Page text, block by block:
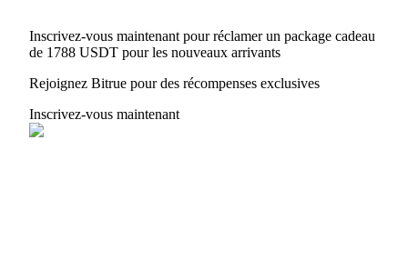
Se connecterS'inscrire
Inscrivez-vous maintenant pour réclamer un package cadeau
de 1788 USDT pour les nouveaux arrivants
Rejoignez Bitrue pour des récompenses exclusives
Inscrivez-vous maintenant